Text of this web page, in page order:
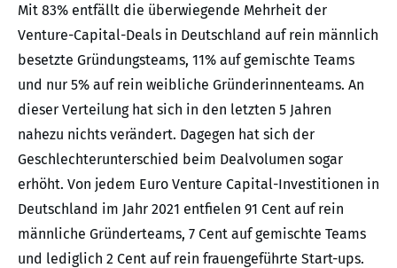
Mit 83% entfällt die überwiegende Mehrheit der
Venture-Capital-Deals in Deutschland auf rein männlich
besetzte Gründungsteams, 11% auf gemischte Teams
und nur 5% auf rein weibliche Gründerinnenteams. An
dieser Verteilung hat sich in den letzten 5 Jahren
nahezu nichts verändert. Dagegen hat sich der
Geschlechterunterschied beim Dealvolumen sogar
erhöht. Von jedem Euro Venture Capital-Investitionen in
Deutschland im Jahr 2021 entfielen 91 Cent auf rein
männliche Gründerteams, 7 Cent auf gemischte Teams
und lediglich 2 Cent auf rein frauengeführte Start-ups.